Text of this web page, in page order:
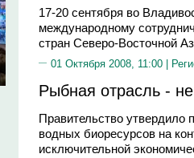
17-20 сентября во
международному
стран Северо-Восточной
01 Октября 2008, 11:00 |
Рыбная отрасль -
Правительство утвердило
водных биоресурсов на
исключительной